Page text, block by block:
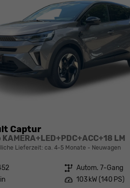
Captur
LM
Lieferzeit: ca. 4-5 Monate Neuwagen
Getriebe Autom. 7-Gang
Leistung 103 kW (140 PS)